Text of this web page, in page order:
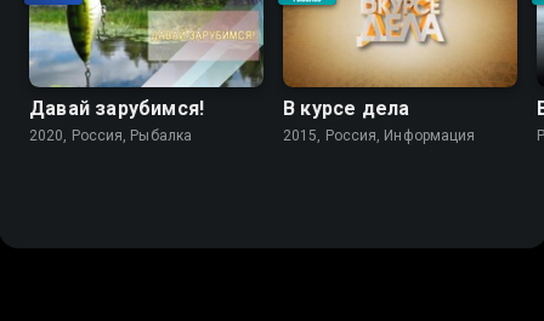
Давай зарубимся!
2020, Россия, Рыбалка
В курсе дела
2015, Россия, Информация